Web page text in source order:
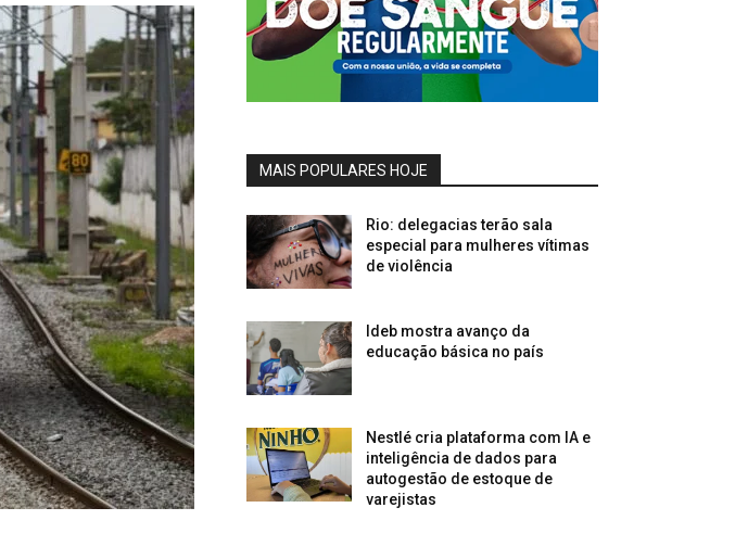
MAIS POPULARES HOJE
Rio: delegacias terão sala
especial para mulheres vítimas
de violência
Ideb mostra avanço da
educação básica no país
Nestlé cria plataforma com IA e
inteligência de dados para
autogestão de estoque de
varejistas